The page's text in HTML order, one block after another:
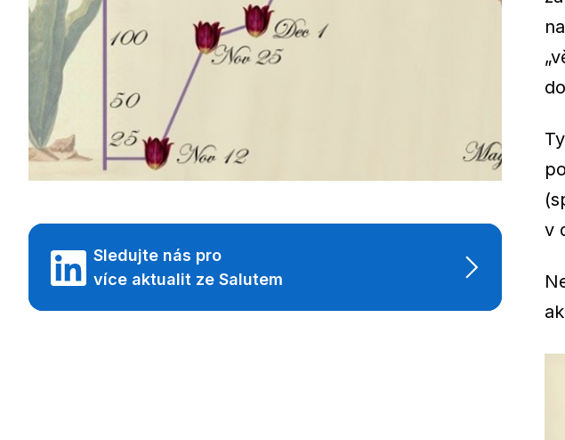
Sledujte nás pro
více aktualit ze Salutem
v